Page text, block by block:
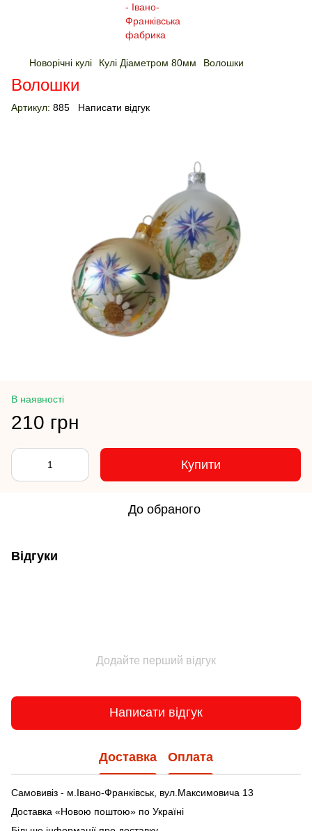
Новорічні кулі Кулі Діаметром 80мм Волошки
Волошки
Артикул: 885 Написати відгук
В наявності
210 грн
Купити
До обраного
Відгуки
Додайте перший відгук
Написати відгук
Доставка Оплата
Самовивіз - м.Івано-Франківськ, вул.Максимовича 13
Доставка «Новою поштою» по Україні